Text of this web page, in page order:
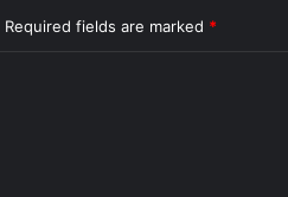
Required fields are marked *